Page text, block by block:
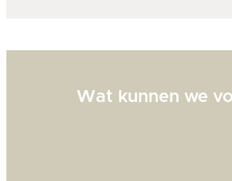
Wat kunnen we